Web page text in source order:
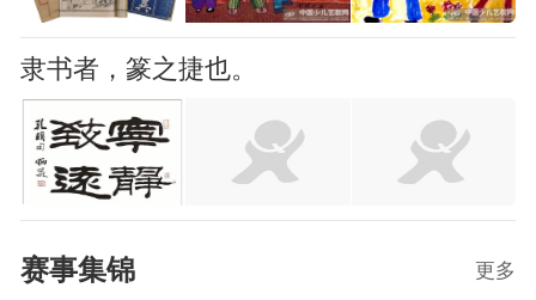
隶书者，篆之捷也。
赛事集锦 更多